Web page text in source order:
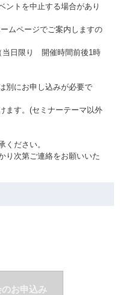
ントを中止する場合があり
ムページでご案内しますの
当日限り 開催時間前後1時
別にお申し込みが必要で
ます。(セミナーテーマ以外
ください。
り次第ご連絡をお願いいた
お申込み